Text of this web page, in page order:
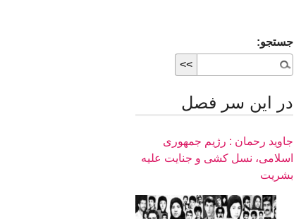
جستجو:
در اين سر فصل
جاوید رحمان : رژیم جمهوری
اسلامی، نسل کشی و جنایت علیه
بشریت